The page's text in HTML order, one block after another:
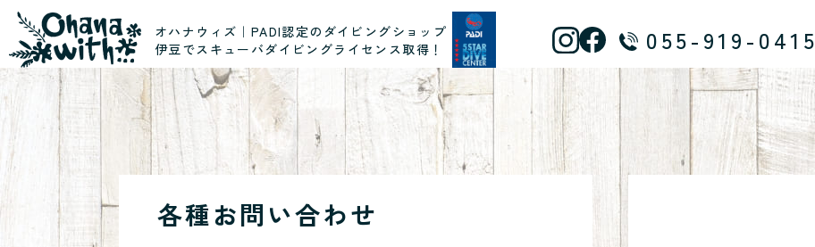
オハナウィズ｜PADI認定のダイビングショップ
伊豆でスキューバダイビングライセンス取得！
055-919-0415
各種お問い合わせ